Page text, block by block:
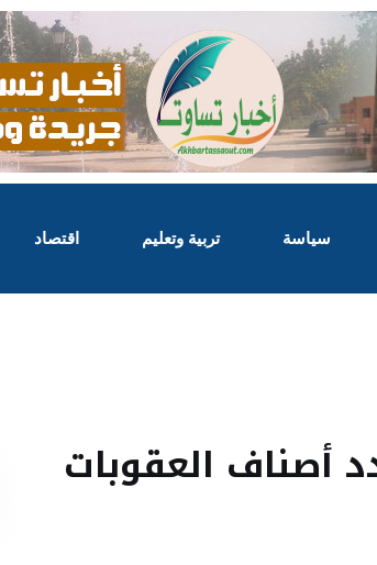
سياسة تربية وتعليم اقتصاد
أصناف العقوبات